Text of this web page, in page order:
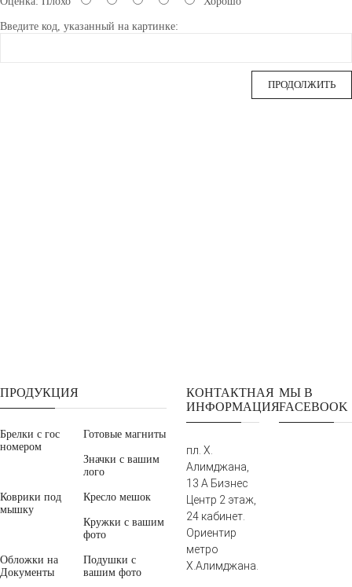
Введите код, указанный на картинке:
ПРОДОЛЖИТЬ
ПРОДУКЦИЯ
Брелки с гос
номером
Готовые магниты
Значки с вашим
лого
Коврики под
мышку
Кресло мешок
Кружки с вашим
фото
Обложки на
Документы
Подушки с
вашим фото
КОНТАКТНАЯ
ИНФОРМАЦИЯ
пл. Х.
Алимджана,
13 А Бизнес
Центр 2 этаж,
24 кабинет.
Ориентир
метро
Х.Алимджана.
МЫ В
FACEBOOK